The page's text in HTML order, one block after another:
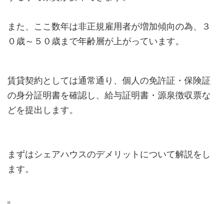
また、ここ数年は非正規雇用者が増加傾向の為、３
０歳～５０歳まで年齢層が上がっています。
賃貸契約としては通常通り、個人の免許証・保険証
の身分証明書を確認し、給与証明書・源泉徴収票な
どを提出します。
まずはシェアハウスのデメリットについて解説をし
ます。